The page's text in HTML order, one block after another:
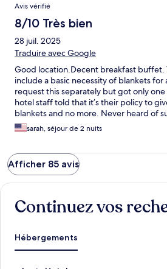
Avis vérifié
8/10 Très bien
28 juil. 2025
Traduire avec Google
Good location.Decent breakfast buffet.
include a basic necessity of blankets for
request this separately but got only
hotel staff told that it’s their policy to
blankets and no more. Never heard of
sarah, séjour de 2 nuits
Afficher 85 avis
Continuez vos
Hébergements